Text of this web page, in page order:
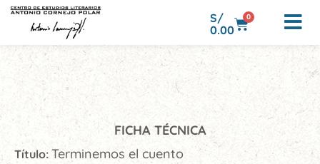
S/
0.00
0
FICHA TÉCNICA
Título: Terminemos el cuento